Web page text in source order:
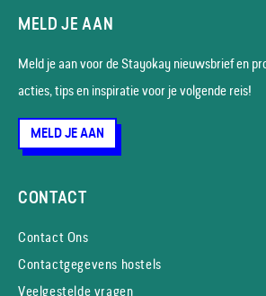
MELD JE AAN
Meld je aan voor de Stayokay nieuws­brief en
acties, tips en inspiratie voor je volgende reis!
MELD JE AAN
CONTACT
Contact Ons
Contactgegevens hostels
Veelgestelde vragen